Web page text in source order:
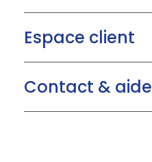
Espace client
Contact & aide